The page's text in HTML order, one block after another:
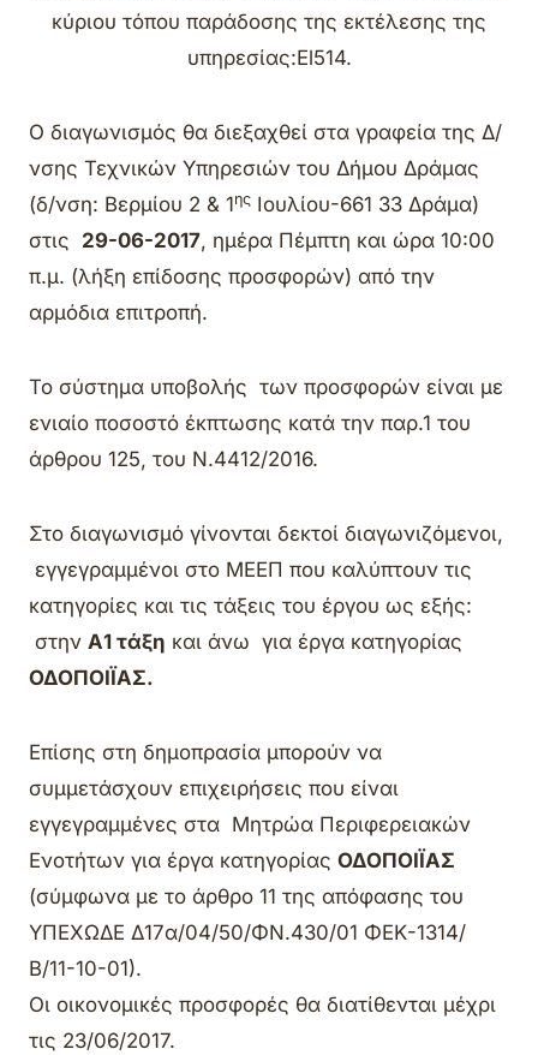
κύριου τόπου παράδοσης της εκτέλεσης της
υπηρεσίας:El514.
Ο διαγωνισμός θα διεξαχθεί στα γραφεία της Δ/
νσης Τεχνικών Υπηρεσιών του Δήμου Δράμας
(δ/νση: Βερμίου 2 & 1ης Ιουλίου-661 33 Δράμα)
στις 29-06-2017, ημέρα Πέμπτη και ώρα 10:00
π.μ. (λήξη επίδοσης προσφορών) από την
αρμόδια επιτροπή.
Το σύστημα υποβολής των προσφορών είναι με
ενιαίο ποσοστό έκπτωσης κατά την παρ.1 του
άρθρου 125, του Ν.4412/2016.
Στο διαγωνισμό γίνονται δεκτοί διαγωνιζόμενοι,
εγγεγραμμένοι στο ΜΕΕΠ που καλύπτουν τις
κατηγορίες και τις τάξεις του έργου ως εξής:
στην Α1 τάξη και άνω για έργα κατηγορίας
ΟΔΟΠΟΙΪΑΣ.
Επίσης στη δημοπρασία μπορούν να
συμμετάσχουν επιχειρήσεις που είναι
εγγεγραμμένες στα Μητρώα Περιφερειακών
Ενοτήτων για έργα κατηγορίας ΟΔΟΠΟΙΪΑΣ
(σύμφωνα με το άρθρο 11 της απόφασης του
ΥΠΕΧΩΔΕ Δ17α/04/50/ΦΝ.430/01 ΦΕΚ-1314/
Β/11-10-01).
Οι οικονομικές προσφορές θα διατίθενται μέχρι
τις 23/06/2017.